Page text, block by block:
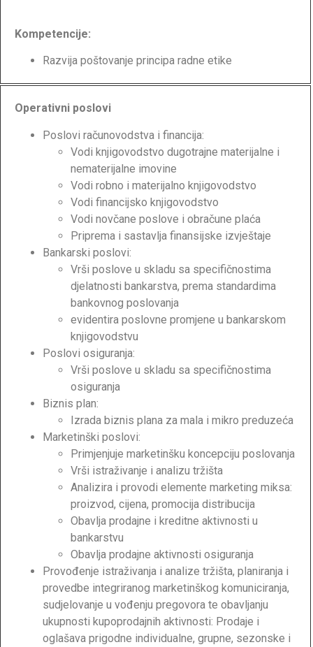
Kompetencije:
Razvija poštovanje principa radne etike
Operativni poslovi
Poslovi računovodstva i financija:
Vodi knjigovodstvo dugotrajne materijalne i
nematerijalne imovine
Vodi robno i materijalno knjigovodstvo
Vodi financijsko knjigovodstvo
Vodi novčane poslove i obračune plaća
Priprema i sastavlja finansijske izvještaje
Bankarski poslovi:
Vrši poslove u skladu sa specifičnostima
djelatnosti bankarstva, prema standardima
bankovnog poslovanja
evidentira poslovne promjene u bankarskom
knjigovodstvu
Poslovi osiguranja:
Vrši poslove u skladu sa specifičnostima
osiguranja
Biznis plan:
Izrada biznis plana za mala i mikro preduzeća
Marketinški poslovi:
Primjenjuje marketinšku koncepciju poslovanja
Vrši istraživanje i analizu tržišta
Analizira i provodi elemente marketing miksa:
proizvod, cijena, promocija distribucija
Obavlja prodajne i kreditne aktivnosti u
bankarstvu
Obavlja prodajne aktivnosti osiguranja
Provođenje istraživanja i analize tržišta, planiranja i
provedbe integriranog marketinškog komuniciranja,
sudjelovanje u vođenju pregovora te obavljanju
ukupnosti kupoprodajnih aktivnosti: Prodaje i
oglašava prigodne individualne, grupne, sezonske i